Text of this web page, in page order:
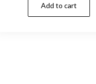
Add to cart